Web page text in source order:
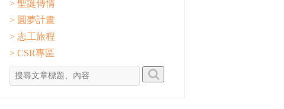
> 聖誕傳情
> 圓夢計畫
> 志工旅程
> CSR專區